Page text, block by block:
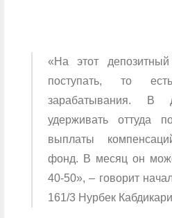
«На этот
поступать, то
зарабатывания. В
удерживать оттуда
выплаты
фонд. В месяц он
40-50», – говорит
161/3 Нурбек